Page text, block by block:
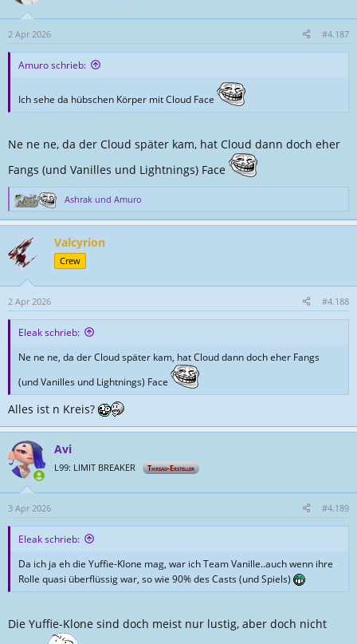
o
n
2 Apr 2026 #4.187
Amuro schrieb:
Ich sehe da hübschen Körper mit Cloud Face
Ne ne ne, da der Cloud später kam, hat Cloud dann doch eher
Fangs (und Vanilles und Lightnings) Face
R
e
k
t
o
n
e
Ashrak und Amuro
Valcyrion
Crew
2 Apr 2026 #4.188
Eleak schrieb:
Ne ne ne, da der Cloud später kam, hat Cloud dann doch eher Fangs
(und Vanilles und Lightnings) Face
Alles ist n Kreis?
Avi
L99: LIMIT BREAKER Thread-Ersteller
3 Apr 2026 #4.189
Eleak schrieb:
Da ich ja eh die Yuffie-Klone mag, war ich Team Vanille..auch wenn ihre
Rolle quasi überflüssig war, so wie 90% des Casts (und Spiels)
Die Yuffie-Klone sind doch meist nur lustig, aber doch nicht